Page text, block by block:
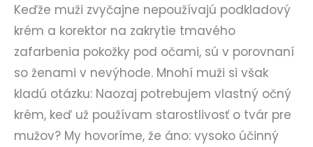
Keďže muži zvyčajne nepoužívajú podkladový
krém a korektor na zakrytie tmavého
zafarbenia pokožky pod očami, sú v porovnaní
so ženami v nevýhode. Mnohí muži si však
kladú otázku: Naozaj potrebujem vlastný očný
krém, keď už používam starostlivosť o tvár pre
mužov? My hovoríme, že áno: vysoko účinný